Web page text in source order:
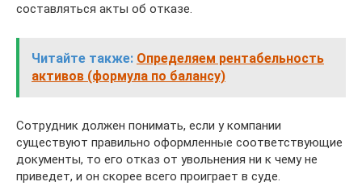
составляться акты об отказе.
Читайте также: Определяем рентабельность
активов (формула по балансу)
Сотрудник должен понимать, если у компании
существуют правильно оформленные соответствующие
документы, то его отказ от увольнения ни к чему не
приведет, и он скорее всего проиграет в суде.